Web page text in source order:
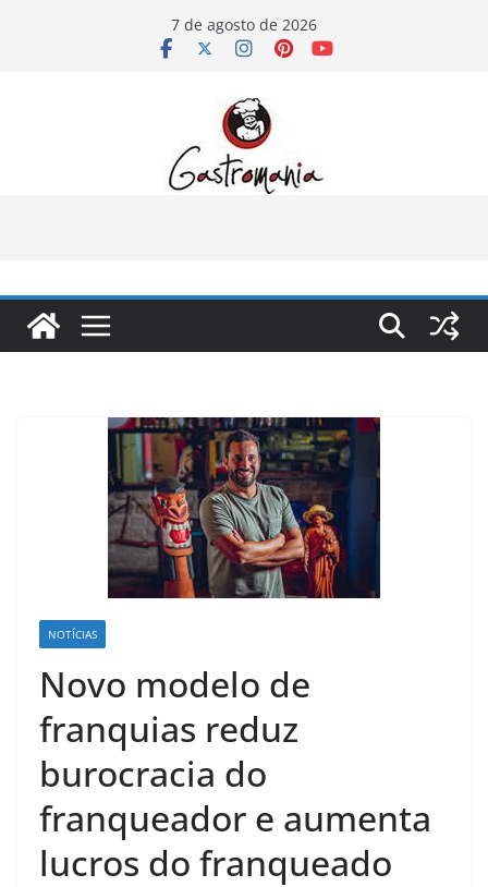
7 de agosto de 2026
NOTÍCIAS
Novo modelo de
franquias reduz
burocracia do
franqueador e aumenta
lucros do franqueado